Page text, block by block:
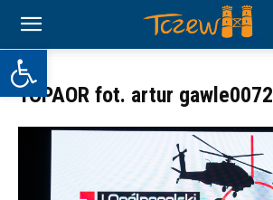
Otwórz pasek narzędzi
1OPAOR fot. artur gawle0072